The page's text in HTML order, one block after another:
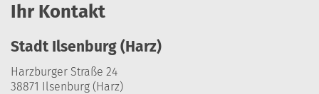
Ihr Kontakt
Stadt Ilsenburg (Harz)
Harzburger Straße 24
38871 Ilsenburg (Harz)